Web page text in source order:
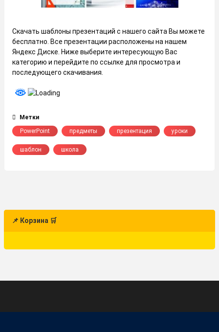
Скачать шаблоны презентаций с нашего сайта Вы можете
бесплатно. Все презентации расположены на нашем
Яндекс Диске. Ниже выберите интересующую Вас
категорию и перейдите по ссылке для просмотра и
последующего скачивания.
Метки
PowerPoint
предметы презентация уроки
шаблон школа
📌 Корзина 🛒